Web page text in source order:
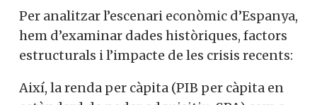
Per analitzar l’escenari econòmic d’Espanya,
hem d’examinar dades històriques, factors
estructurals i l’impacte de les crisis recents:
Així, la renda per càpita (PIB per càpita en